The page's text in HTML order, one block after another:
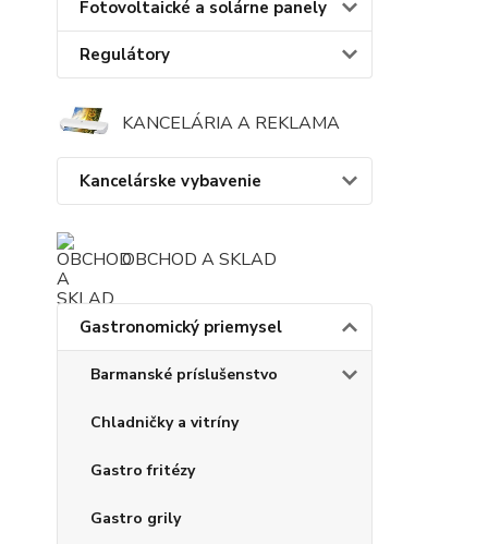
Fotovoltaické a solárne panely
Regulátory
KANCELÁRIA A REKLAMA
Kancelárske vybavenie
OBCHOD A SKLAD
Gastronomický priemysel
Barmanské príslušenstvo
Chladničky a vitríny
Gastro fritézy
Gastro grily